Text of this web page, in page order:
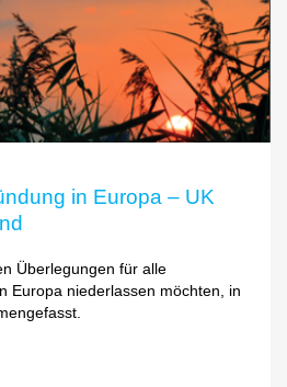
in Europa – UK
Überlegungen für alle
Europa niederlassen möchten, in